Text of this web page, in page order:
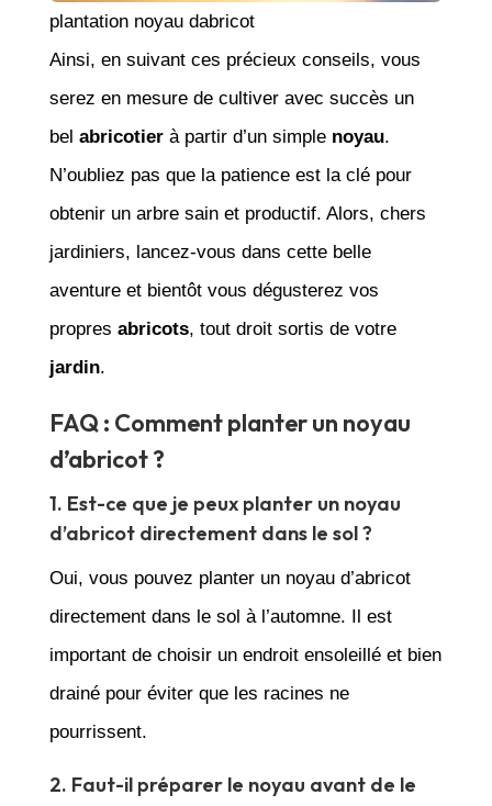
plantation noyau dabricot
Ainsi, en suivant ces précieux conseils, vous
serez en mesure de cultiver avec succès un
bel abricotierà partir d’un simple noyau.
N’oubliez pas que la patience est la clé pour
obtenir un arbre sain et productif. Alors, chers
jardiniers, lancez-vous dans cette belle
aventure et bientôt vous dégusterez vos
propres abricots, tout droit sortis de votre
jardin.
FAQ : Comment planter un noyau
d’abricot ?
1. Est-ce que je peux planter un noyau
d’abricot directement dans le sol ?
Oui, vous pouvez planter un noyau d’abricot
directement dans le sol à l’automne. Il est
important de choisir un endroit ensoleillé et bien
drainé pour éviter que les racines ne
pourrissent.
2. Faut-il préparer le noyau avant de le